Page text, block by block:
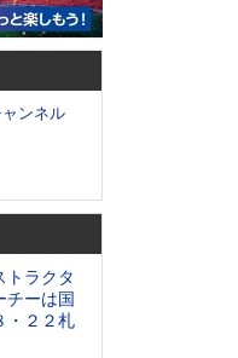
ャンネル
トラクタ
チーは国
・２２札